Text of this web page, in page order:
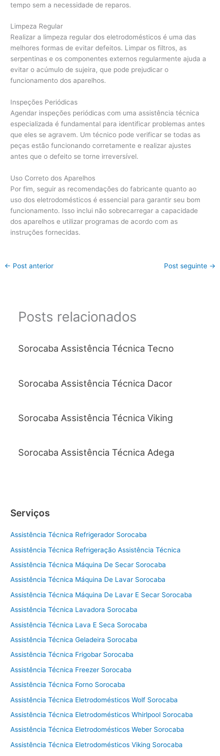
tempo sem a necessidade de reparos.
Limpeza Regular
Realizar a limpeza regular dos eletrodomésticos é uma das
melhores formas de evitar defeitos. Limpar os filtros, as
serpentinas e os componentes externos regularmente ajuda a
evitar o acúmulo de sujeira, que pode prejudicar o
funcionamento dos aparelhos.
Inspeções Periódicas
Agendar inspeções periódicas com uma assistência técnica
especializada é fundamental para identificar problemas antes
que eles se agravem. Um técnico pode verificar se todas as
peças estão funcionando corretamente e realizar ajustes
antes que o defeito se torne irreversível.
Uso Correto dos Aparelhos
Por fim, seguir as recomendações do fabricante quanto ao
uso dos eletrodomésticos é essencial para garantir seu bom
funcionamento. Isso inclui não sobrecarregar a capacidade
dos aparelhos e utilizar programas de acordo com as
instruções fornecidas.
← Post anterior Post seguinte →
Posts relacionados
Sorocaba Assistência Técnica Tecno
Sorocaba Assistência Técnica Dacor
Sorocaba Assistência Técnica Viking
Sorocaba Assistência Técnica Adega
Serviços
Assistência Técnica Refrigerador Sorocaba
Assistência Técnica Refrigeração Assistência Técnica
Assistência Técnica Máquina De Secar Sorocaba
Assistência Técnica Máquina De Lavar Sorocaba
Assistência Técnica Máquina De Lavar E Secar Sorocaba
Assistência Técnica Lavadora Sorocaba
Assistência Técnica Lava E Seca Sorocaba
Assistência Técnica Geladeira Sorocaba
Assistência Técnica Frigobar Sorocaba
Assistência Técnica Freezer Sorocaba
Assistência Técnica Forno Sorocaba
Assistência Técnica Eletrodomésticos Wolf Sorocaba
Assistência Técnica Eletrodomésticos Whirlpool Sorocaba
Assistência Técnica Eletrodomésticos Weber Sorocaba
Assistência Técnica Eletrodomésticos Viking Sorocaba